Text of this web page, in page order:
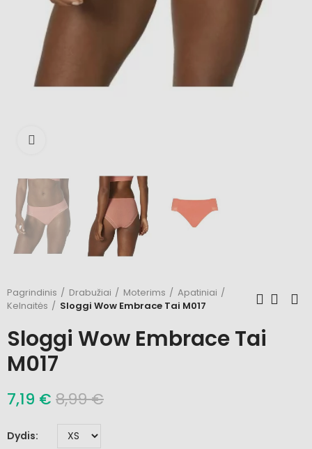
Pagrindinis Drabužiai Moterims
Apatiniai
Kelnaitės
Sloggi Wow Embrace Tai M017
Sloggi Wow Embrace Tai
M017
7,19 € 8,99 €
Dydis